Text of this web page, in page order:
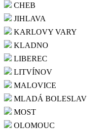
CHEB
JIHLAVA
KARLOVY VARY
KLADNO
LIBEREC
LITVÍNOV
MALOVICE
MLADÁ BOLESLAV
MOST
OLOMOUC